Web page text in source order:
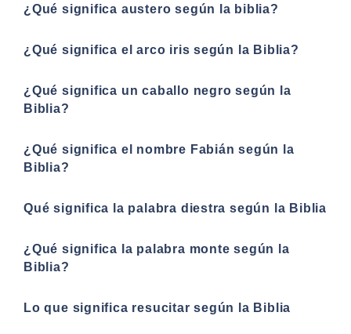
¿Qué significa austero según la biblia?
¿Qué significa el arco iris según la Biblia?
¿Qué significa un caballo negro según la
Biblia?
¿Qué significa el nombre Fabián según la
Biblia?
Qué significa la palabra diestra según la Biblia
¿Qué significa la palabra monte según la
Biblia?
Lo que significa resucitar según la Biblia